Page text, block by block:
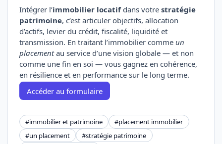
Intégrer l’immobilier locatifdans votre stratégie
patrimoine, c’est articuler objectifs, allocation
d’actifs, levier du crédit, fiscalité, liquidité et
transmission. En traitant l’immobilier comme un
placementau service d’une vision globale — et non
comme une fin en soi — vous gagnez en cohérence,
en résilience et en performance sur le long terme.
Accéder au formulaire
#immobilier et patrimoine
#placement immobilier
#un placement
#stratégie patrimoine